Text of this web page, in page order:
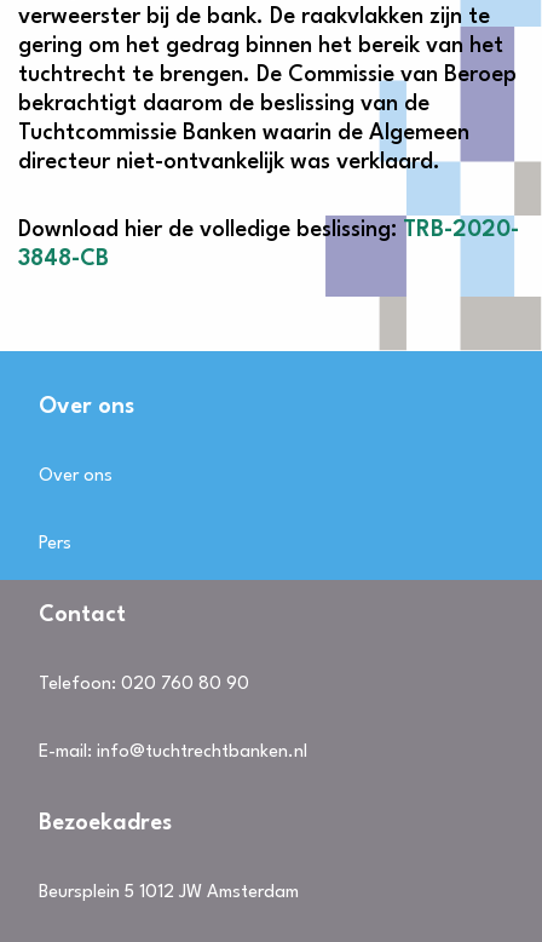
verweerster bij de bank. De raakvlakken zijn te
gering om het gedrag binnen het bereik van het
tuchtrecht te brengen. De Commissie van Beroep
bekrachtigt daarom de beslissing van de
Tuchtcommissie Banken waarin de Algemeen
directeur niet-ontvankelijk was verklaard.
Download hier de volledige beslissing: TRB-2020-
3848-CB
Over ons
Over ons
Pers
Contact
Telefoon: 020 760 80 90
E-mail: info@tuchtrechtbanken.nl
Bezoekadres
Beursplein 5 1012 JW Amsterdam